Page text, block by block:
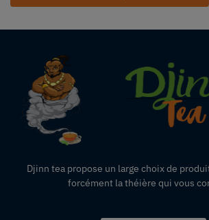
Djinn tea propose un large choix de
forcément la théière qui vous